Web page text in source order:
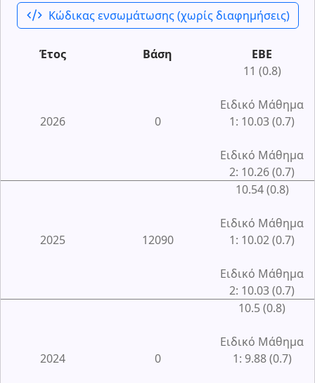
code_xml Κώδικας ενσωμάτωσης (χωρίς διαφημήσεις)
Έτος Βάση ΕΒΕ
2026 0
11 (0.8)
Ειδικό Μάθημα
1: 10.03 (0.7)
Ειδικό Μάθημα
2: 10.26 (0.7)
2025 12090
10.54 (0.8)
Ειδικό Μάθημα
1: 10.02 (0.7)
Ειδικό Μάθημα
2: 10.03 (0.7)
2024 0
10.5 (0.8)
Ειδικό Μάθημα
1: 9.88 (0.7)